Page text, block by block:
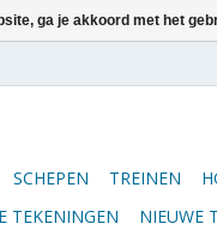
SCHEPEN TREINEN
TEKENINGEN
NIEUWE
ga je akkoord met het